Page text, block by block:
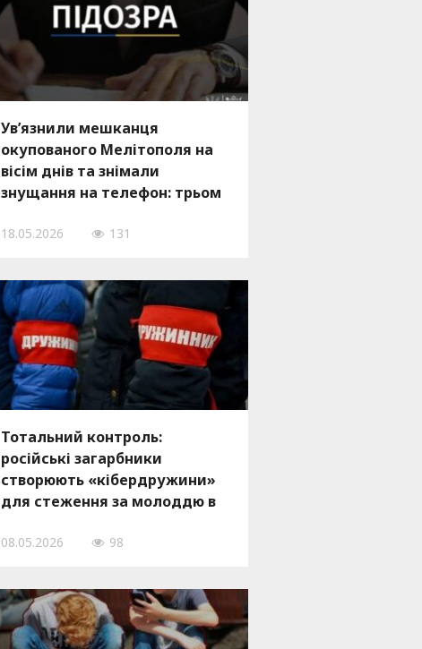
Ув’язнили мешканця
окупованого Мелітополя на
вісім днів та знімали
знущання на телефон: трьом
підозру
18.05.2026 131
Тотальний контроль:
російські загарбники
створюють «кібердружини»
для стеження за молоддю в
08.05.2026 98